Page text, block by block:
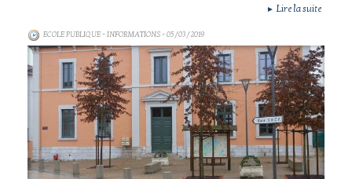
► Lire la suite
ECOLE PUBLIQUE - INFORMATIONS- 05/03/2019